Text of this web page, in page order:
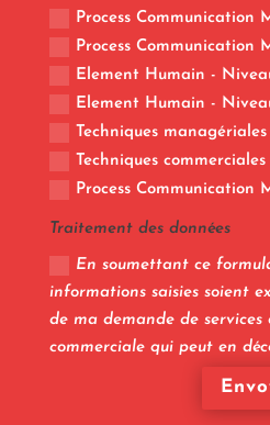
Process Communication
Process Communication
Element Humain -
Element Humain -
Techniques managériales
Techniques commerciales
Process Communication
Traitement des données
En soumettant ce
informations saisies soient
de ma demande de
commerciale qui peut en